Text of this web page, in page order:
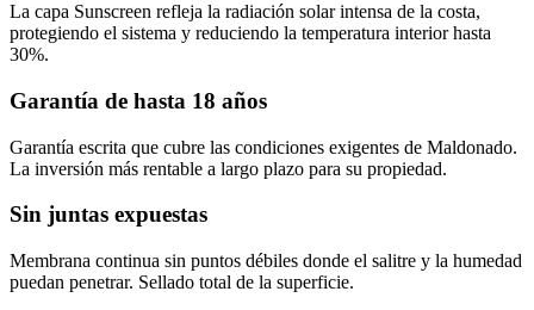
La capa Sunscreen refleja la radiación solar intensa de la costa,
protegiendo el sistema y reduciendo la temperatura interior hasta
30%.
Garantía de hasta 18 años
Garantía escrita que cubre las condiciones exigentes de Maldonado.
La inversión más rentable a largo plazo para su propiedad.
Sin juntas expuestas
Membrana continua sin puntos débiles donde el salitre y la humedad
puedan penetrar. Sellado total de la superficie.